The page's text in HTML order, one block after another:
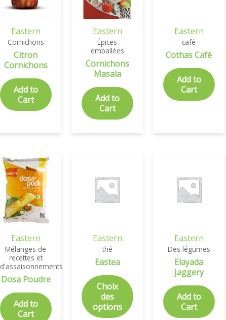
Eastern
Cornichons
Citron
Cornichons
Add to
Cart
Eastern
Épices
emballées
Cornichons
Masala
Add to
Cart
Eastern
café
Cothas Café
Add to
Cart
Eastern
Mélanges de
recettes et
d'assaisonnements
Dosa Poudre
Add to
Cart
Eastern
thé
Eastea
Choix
des
options
Eastern
Des légumes
Elayada
Jaggery
Add to
Cart